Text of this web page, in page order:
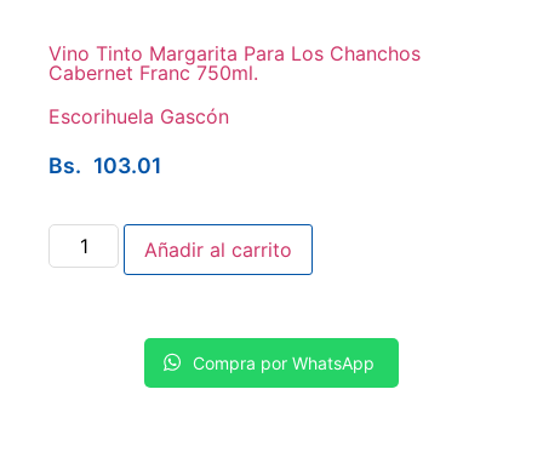
Vino Tinto Margarita Para Los Chanchos
Cabernet Franc 750ml.
Escorihuela Gascón
Bs. 103.01
Añadir al carrito
Compra por WhatsApp